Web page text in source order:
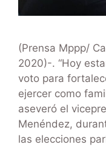
(Prensa Mppp/
2020)-. “Hoy
voto para
ejercer como
aseveró el
Menéndez,
las elecciones